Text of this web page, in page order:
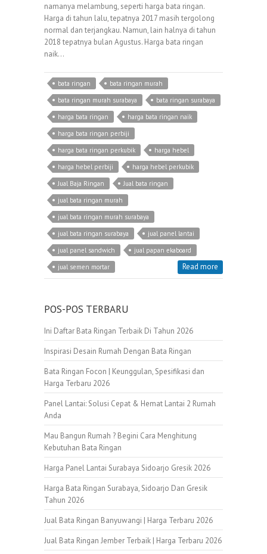
namanya melambung, seperti harga bata ringan.
Harga di tahun lalu, tepatnya 2017 masih tergolong
normal dan terjangkau. Namun, lain halnya di tahun
2018 tepatnya bulan Agustus. Harga bata ringan
naik…
bata ringan
bata ringan murah
bata ringan murah surabaya
bata ringan surabaya
harga bata ringan
harga bata ringan naik
harga bata ringan perbiji
harga bata ringan perkubik
harga hebel
harga hebel perbiji
harga hebel perkubik
Jual Baja Ringan
Jual bata ringan
jual bata ringan murah
jual bata ringan murah surabaya
jual bata ringan surabaya
jual panel lantai
jual panel sandwich
jual papan ekaboard
jual semen mortar
Read more
POS-POS TERBARU
Ini Daftar Bata Ringan Terbaik Di Tahun 2026
Inspirasi Desain Rumah Dengan Bata Ringan
Bata Ringan Focon | Keunggulan, Spesifikasi dan
Harga Terbaru 2026
Panel Lantai: Solusi Cepat & Hemat Lantai 2 Rumah
Anda
Mau Bangun Rumah ? Begini Cara Menghitung
Kebutuhan Bata Ringan
Harga Panel Lantai Surabaya Sidoarjo Gresik 2026
Harga Bata Ringan Surabaya, Sidoarjo Dan Gresik
Tahun 2026
Jual Bata Ringan Banyuwangi | Harga Terbaru 2026
Jual Bata Ringan Jember Terbaik | Harga Terbaru 2026